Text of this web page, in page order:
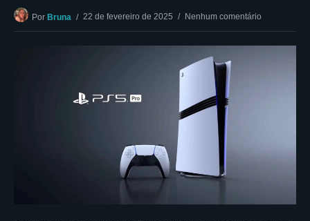
Por Bruna 22 de fevereiro de 2025 Nenhum comentário